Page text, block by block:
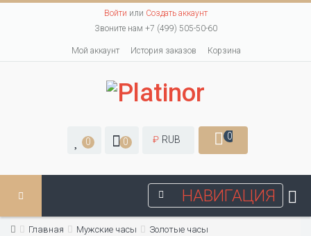
Войти или Создать аккаунт
Звоните нам +7 (499) 505-50-60
Мой аккаунт История заказов Корзина
0 0 ₽ RUB 0
НАВИГАЦИЯ
Главная Мужские часы
Золотые часы